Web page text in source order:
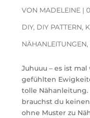
VON MADELEINE|
DIY, DIY PATTERN,
NÄHANLEITUNGEN,
Juhuuu – es ist
gefühlten
tolle Nähanleitung.
brauchst du
ohne Muster zu